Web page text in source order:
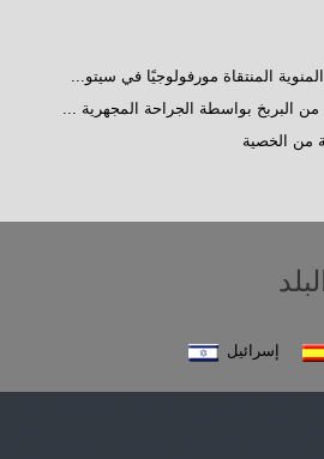
المنتقاة مورفولوجيًا في سيتو...
من البربخ بواسطة الجراحة المجهرية ...
من الخصية
إسرائيل